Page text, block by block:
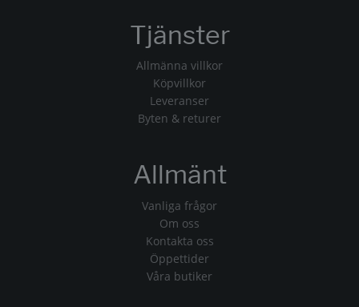
Tjänster
Allmänna villkor
Köpvillkor
Leveranser
Byten & returer
Allmänt
Vanliga frågor
Om oss
Kontakta oss
Öppettider
Våra butiker